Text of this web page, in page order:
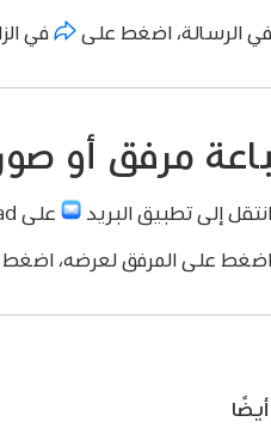
في الرسالة، اضغط على في
مرفق أو
انتقل إلى تطبيق البريد على iPad.
اضغط على المرفق لعرضه،
أيضًا